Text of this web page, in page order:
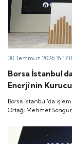
30 Temmuz 2026
Borsa
Enerji'nin
yatırım
Borsa İstanbul'da
Ortağı Mehmet